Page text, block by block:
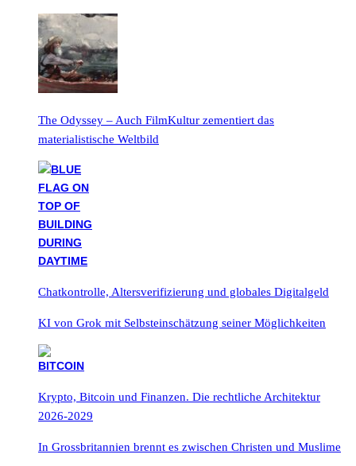
The Odyssey – Auch FilmKultur zementiert das
materialistische Weltbild
Chatkontrolle, Altersverifizierung und globales Digitalgeld
KI von Grok mit Selbsteinschätzung seiner Möglichkeiten
Krypto, Bitcoin und Finanzen. Die rechtliche Architektur
2026-2029
In Grossbritannien brennt es zwischen Christen und Muslime